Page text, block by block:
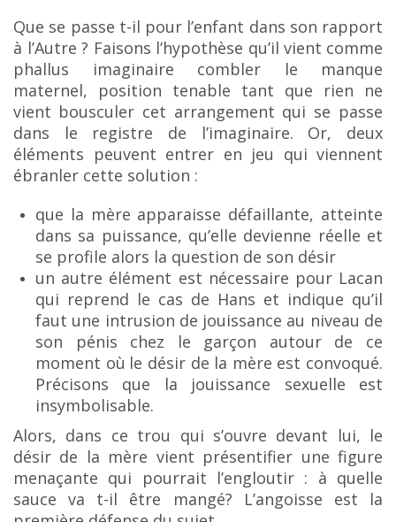
Que se passe t-il pour l’enfant dans son rapport
à l’Autre ? Faisons l’hypothèse qu’il vient comme
phallus imaginaire combler le manque
maternel, position tenable tant que rien ne
vient bousculer cet arrangement qui se passe
dans le registre de l’imaginaire. Or, deux
éléments peuvent entrer en jeu qui viennent
ébranler cette solution :
que la mère apparaisse défaillante, atteinte
dans sa puissance, qu’elle devienne réelle et
se profile alors la question de son désir
un autre élément est nécessaire pour Lacan
qui reprend le cas de Hans et indique qu’il
faut une intrusion de jouissance au niveau de
son pénis chez le garçon autour de ce
moment où le désir de la mère est convoqué.
Précisons que la jouissance sexuelle est
insymbolisable.
Alors, dans ce trou qui s’ouvre devant lui, le
désir de la mère vient présentifier une figure
menaçante qui pourrait l’engloutir : à quelle
sauce va t-il être mangé? L’angoisse est la